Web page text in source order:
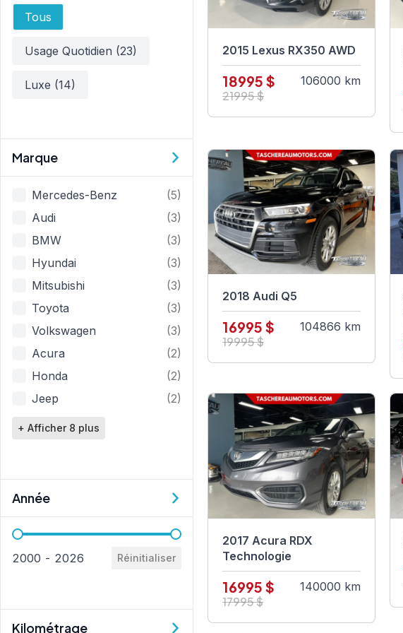
Usage
Tous
Usage Quotidien (23)
Luxe (14)
Marque
Marque
Mercedes-Benz
(5)
Audi
(3)
BMW
(3)
Hyundai
(3)
Mitsubishi
(3)
Toyota
(3)
Volkswagen
(3)
Acura
(2)
Honda
(2)
Jeep
(2)
+ Afficher 8 plus
Année
Année
2000 - 2026 Réinitialiser
Kilométrage
2015 Lexus RX350 AWD
18995 $
21995 $
106000 km
2018 Audi Q5
16995 $
19995 $
104866 km
2017 Acura RDX
Technologie
16995 $
17995 $
140000 km